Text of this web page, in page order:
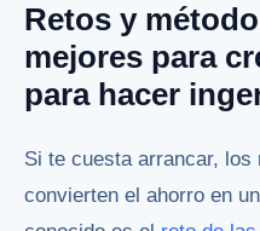
Retos y
mejores para
para hacer
Si te cuesta arrancar, los
convierten el ahorro en